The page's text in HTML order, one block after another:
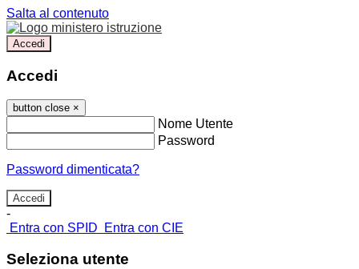
Salta al contenuto
Accedi
Accedi
button close ×
Nome Utente
Password
Password dimenticata?
-
Entra con SPID
Entra con CIE
Seleziona utente